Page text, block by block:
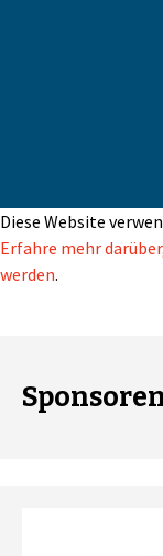
Diese Website
Erfahre mehr
werden.